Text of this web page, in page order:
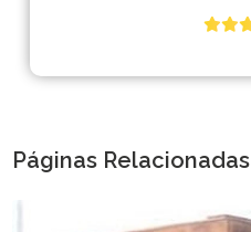
Páginas Relacionadas